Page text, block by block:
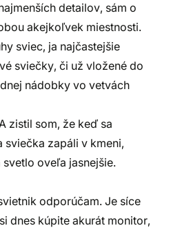
detailov, sám o
akejkoľvek miestnosti.
sviec, ja najčastejšie
sviečky, či už vložené do
nádobky vo vetvách
zistil som, že keď sa
sviečka zapáli v kmeni,
oveľa jasnejšie.
odporúčam. Je síce
dnes kúpite akurát monitor,